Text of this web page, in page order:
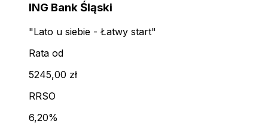
ING Bank Śląski
"Lato u siebie - Łatwy start"
Rata od
5245,00 zł
RRSO
6,20%